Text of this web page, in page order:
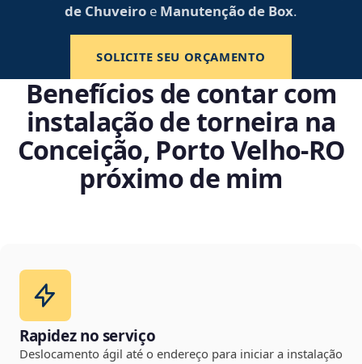
de Chuveiro e Manutenção de Box.
SOLICITE SEU ORÇAMENTO
Benefícios de contar com
instalação de torneira na
Conceição, Porto Velho‑RO
próximo de mim
Rapidez no serviço
Deslocamento ágil até o endereço para iniciar a instalação